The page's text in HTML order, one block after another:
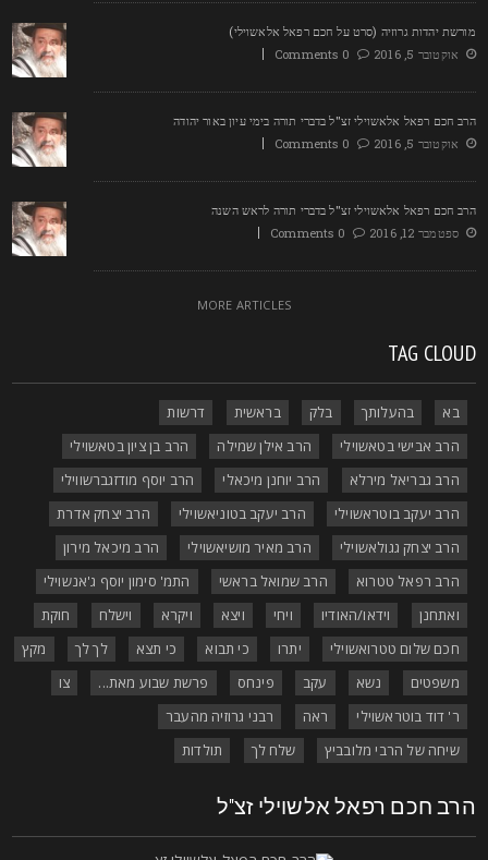
יהדות גרוזיה (סרט על חכם רפאל אלאשוילי)
אוקטובר 5, 2016
0 Comments
חכם רפאל אלאשוילי זצ"ל בדברי תורה בימי עיון באור יהודה
אוקטובר 5, 2016
0 Comments
חכם רפאל אלאשוילי זצ"ל בדברי תורה לראש השנה
ספטמבר 12, 2016
0 Comments
MORE ARTICLES
TAG
בא בהעלותך בלק בראשית
דרשות
הרב אבישי בטאשוילי
הרב אילן שמילה
הרב בן ציון בטאשוילי
הרב גבריאל מירלא
הרב יוחנן מיכאלי
הרב יוסף מודזגברשווילי
הרב יעקב בוטראשוילי
הרב יעקב בטוניאשוילי
הרב יצחק אדרת
הרב יצחק גגולאשוילי
הרב מאיר מושיאשוילי
הרב מיכאל מירון
הרב רפאל טטרוא
הרב שמואל בראשי
התמ' סימון יוסף ג'אנשוילי
ואתחנן
וידאו/האודיו ויחי ויצא ויקרא וישלח
חוקת
חכם שלום טטרואשוילי
יתרו כי תבוא כי תצא לך לך
מקץ
משפטים
נשא עקב פינחס פרשת שבוע מאת...
ר' דוד בוטראשוילי
ראה
רבני גרוזיה מהעבר
שיחה של הרבי מלובביץ
שלח לך תולדות
חכם רפאל אלשוילי זצ"ל